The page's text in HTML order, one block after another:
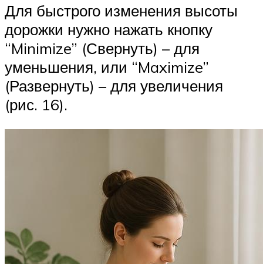
Для быстрого изменения высоты
дорожки нужно нажать кнопку
“Minimize” (Свернуть) – для
уменьшения, или “Maximize”
(Развернуть) – для увеличения
(рис. 16).